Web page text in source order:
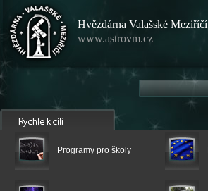
Hvězdárna Valašské Meziříčí
www.astrovm.cz
Programy pro školy